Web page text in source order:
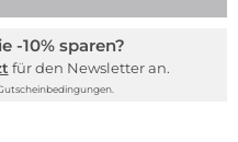
-10% sparen?
für den Newsletter an.